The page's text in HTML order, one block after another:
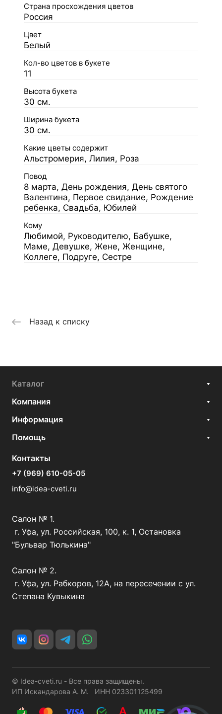
Страна просхождения цветов
Россия
Цвет
Белый
Кол-во цветов в букете
11
Высота букета
30 см.
Ширина букета
30 см.
Какие цветы содержит
Альстромерия, Лилия, Роза
Повод
8 марта, День рождения, День святого
Валентина, Первое свидание, Рождение
ребенка, Свадьба, Юбилей
Кому
Любимой, Руководителю, Бабушке,
Маме, Девушке, Жене, Женщине,
Коллеге, Подруге, Сестре
Назад к списку
Каталог
Компания
Информация
Помощь
Контакты
+7 (969) 610-05-05
info@idea-cveti.ru
Салон № 1.
г. Уфа, ул. Российская, 100, к. 1, Остановка
"Бульвар Тюлькина"
Салон № 2.
г. Уфа, ул. Рабкоров, 12А, на пересечении с ул.
Степана Кувыкина
© Idea-cveti.ru - Все права защищены.
ИП Искандарова А. М. ИНН 023301125499